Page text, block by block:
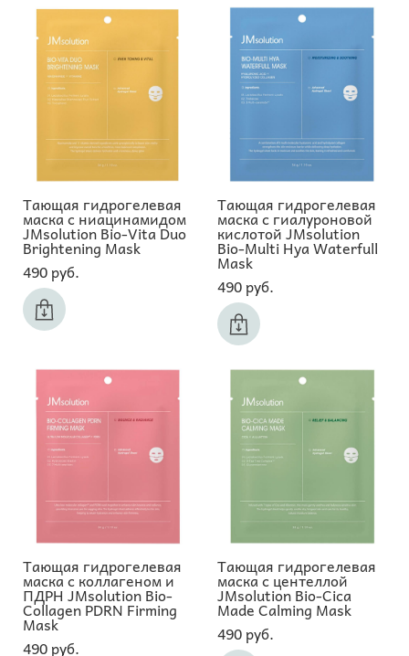
Тающая гидрогелевая
маска с ниацинамидом
JMsolution Bio-Vita Duo
Brightening Mask
490 pуб.
Тающая гидрогелевая
маска с гиалуроновой
кислотой JMsolution
Bio-Multi Hya Waterfull
Mask
490 pуб.
Тающая гидрогелевая
маска с коллагеном и
ПДРН JMsolution Bio-
Collagen PDRN Firming
Mask
490 pуб.
Тающая гидрогелевая
маска с центеллой
JMsolution Bio-Cica
Made Calming Mask
490 pуб.